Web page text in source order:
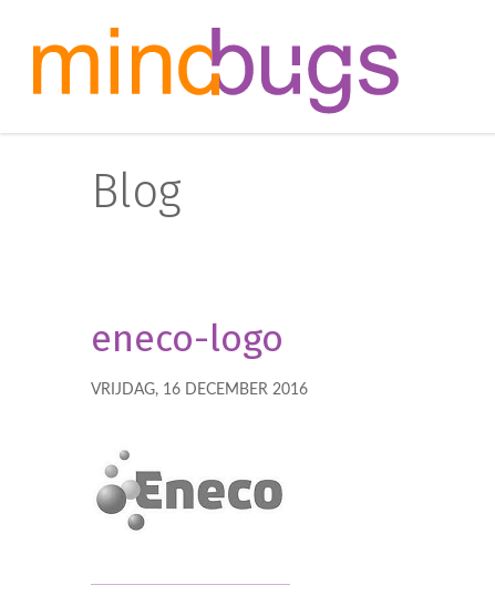
Blog
eneco-logo
VRIJDAG, 16 DECEMBER 2016